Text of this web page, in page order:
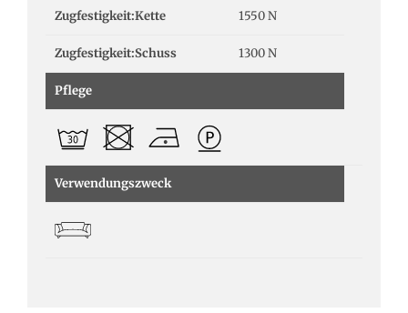
Zugfestigkeit:Kette 1550 N
Zugfestigkeit:Schuss 1300 N
Pflege
Verwendungszweck